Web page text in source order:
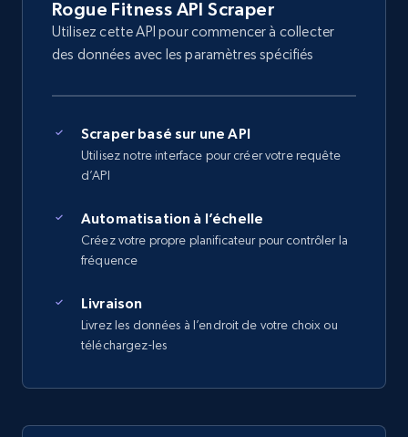
Rogue Fitness API Scraper
Utilisez cette API pour commencer à collecter
des données avec les paramètres spécifiés
Scraper basé sur une API
Utilisez notre interface pour créer votre requête
d’API
Automatisation à l’échelle
Créez votre propre planificateur pour contrôler la
fréquence
Livraison
Livrez les données à l’endroit de votre choix ou
téléchargez-les